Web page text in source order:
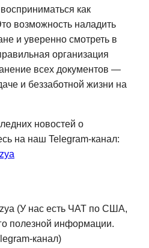
как
возможность наладить
и уверенно смотреть в
организация
всех документов —
и беззаботной жизни на
новостей о
на наш Telegram-канал:
(У нас есть ЧАТ по США,
полезной информации.
канал)